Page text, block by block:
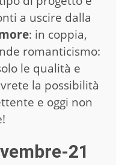
a uscire dalla
: in coppia,
romanticismo:
le qualità e
la possibilità
e oggi non
21